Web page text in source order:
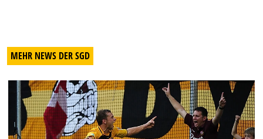
MEHR NEWS DER SGD